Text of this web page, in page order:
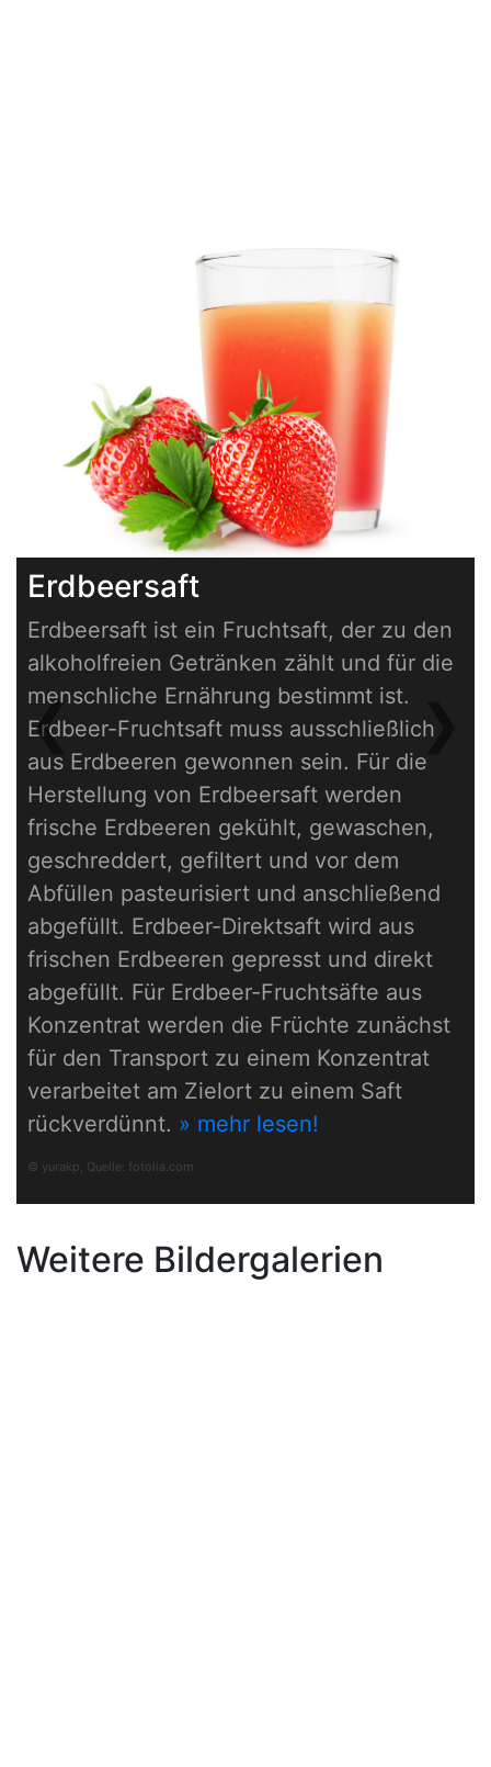
Erdbeersaft
Erdbeersaft ist ein Fruchtsaft, der zu den
alkoholfreien Getränken zählt und für die
menschliche Ernährung bestimmt ist.
Erdbeer-Fruchtsaft muss ausschließlich
aus Erdbeeren gewonnen sein. Für die
Herstellung von Erdbeersaft werden
frische Erdbeeren gekühlt, gewaschen,
geschreddert, gefiltert und vor dem
Abfüllen pasteurisiert und anschließend
abgefüllt. Erdbeer-Direktsaft wird aus
frischen Erdbeeren gepresst und direkt
abgefüllt. Für Erdbeer-Fruchtsäfte aus
Konzentrat werden die Früchte zunächst
für den Transport zu einem Konzentrat
verarbeitet am Zielort zu einem Saft
rückverdünnt. » mehr lesen!
© yurakp, Quelle: fotolia.com
❮Previous ❯
Weitere Bildergalerien